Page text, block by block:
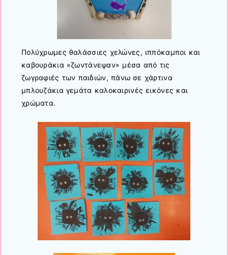
Πολύχρωμες θαλάσσιες χελώνες, ιππόκαμποι και
καβουράκια «ζωντάνεψαν» μέσα από τις
ζωγραφιές των παιδιών, πάνω σε χάρτινα
μπλουζάκια γεμάτα καλοκαιρινές εικόνες και
χρώματα.